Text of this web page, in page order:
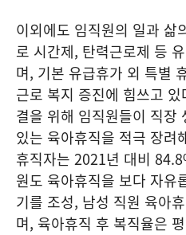
이외에도 임직원의 일과 삶
로 시간제, 탄력근로제 등
며, 기본 유급휴가 외 특별
근로 복지 증진에 힘쓰고
결을 위해 임직원들이 직장
있는 육아휴직을 적극 장려
휴직자는 2021년 대비
원도 육아휴직을 보다 자유
기를 조성, 남성 직원 육아
며, 육아휴직 후 복직율은